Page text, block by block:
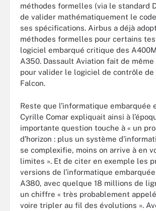
méthodes formelles (via le standard
de valider mathématiquement le
ses spécifications. Airbus a déjà
méthodes formelles pour certains
logiciel embarqué critique des
A350. Dassault Aviation fait de
pour valider le logiciel de contrôle de
Falcon.
Reste que l’informatique embarquée
Cyrille Comar expliquait ainsi à
importante question touche à « un
d’horizon : plus un système
se complexifie, moins on arrive à en
limites ». Et de citer en exemple les
versions de l’informatique embarquée
A380, avec quelque 18 millions de
un chiffre « très probablement
voire tripler au fil des évolutions ».